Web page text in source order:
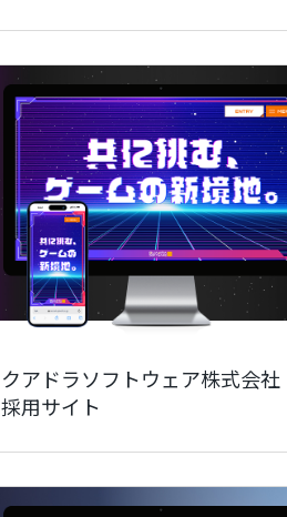
クアドラソフトウェア株式会社
採用サイト